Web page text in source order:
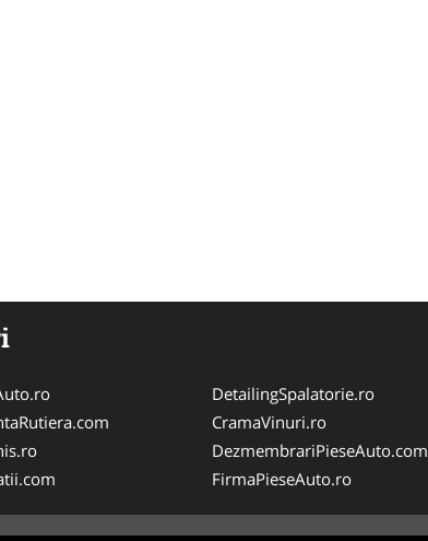
DetailingSpalatorie.ro
CramaVinuri.ro
DezmembrariPieseAuto.com
FirmaPieseAuto.ro